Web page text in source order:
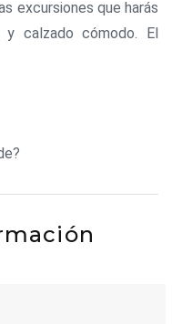
excursiones que harás
calzado cómodo. El